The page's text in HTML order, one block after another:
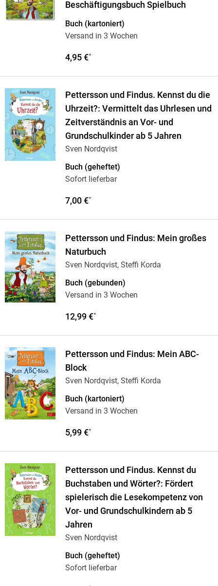
Beschäftigungsbuch Spielbuch
Buch (kartoniert)
Versand in 3 Wochen
4,95 €*
Pettersson und Findus. Kennst du die
Uhrzeit?: Vermittelt das Uhrlesen und
Zeitverständnis an Vor- und
Grundschulkinder ab 5 Jahren
Sven Nordqvist
Buch (geheftet)
Sofort lieferbar
7,00 €*
Pettersson und Findus: Mein großes
Naturbuch
Sven Nordqvist, Steffi Korda
Buch (gebunden)
Versand in 3 Wochen
12,99 €*
Pettersson und Findus: Mein ABC-
Block
Sven Nordqvist, Steffi Korda
Buch (kartoniert)
Versand in 3 Wochen
5,99 €*
Pettersson und Findus. Kennst du
Buchstaben und Wörter?: Fördert
spielerisch die Lesekompetenz von
Vor- und Grundschulkindern ab 5
Jahren
Sven Nordqvist
Buch (geheftet)
Sofort lieferbar